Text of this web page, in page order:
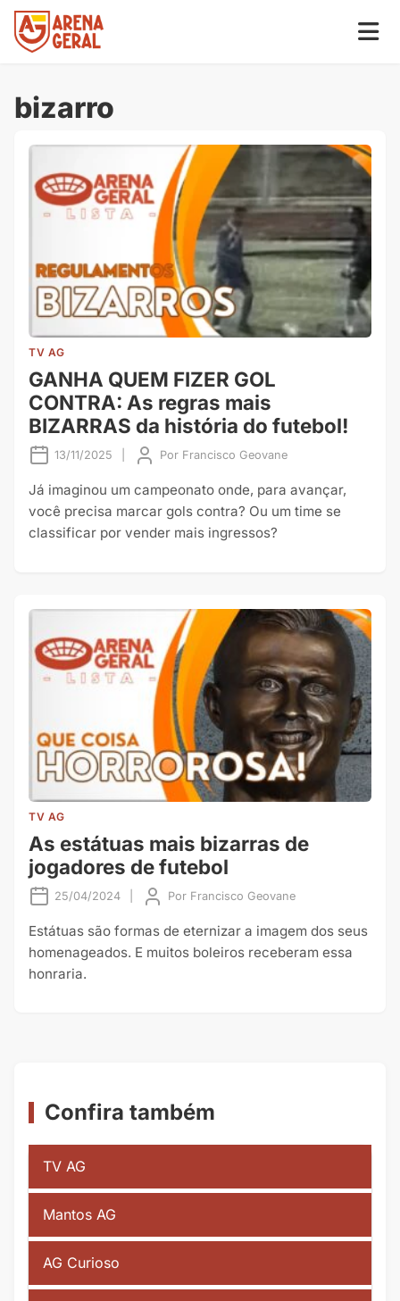
bizarro
TV AG
GANHA QUEM FIZER GOL
CONTRA: As regras mais
BIZARRAS da história do futebol!
13/11/2025 Por Francisco Geovane
Já imaginou um campeonato onde, para avançar,
você precisa marcar gols contra? Ou um time se
classificar por vender mais ingressos?
TV AG
As estátuas mais bizarras de
jogadores de futebol
25/04/2024 Por Francisco Geovane
Estátuas são formas de eternizar a imagem dos seus
homenageados. E muitos boleiros receberam essa
honraria.
Confira também
TV AG
Mantos AG
AG Curioso